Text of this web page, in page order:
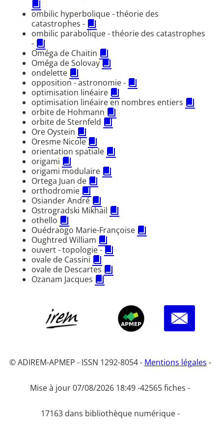
ombilic hyperbolique - théorie des
catastrophes -
ombilic parabolique - théorie des catastrophes
-
Oméga de Chaitin
Oméga de Solovay
ondelette
opposition - astronomie -
optimisation linéaire
optimisation linéaire en nombres entiers
orbite de Hohmann
orbite de Sternfeld
Ore Oystein
Oresme Nicole
orientation spatiale
origami
origami modulaire
Ortega Juan de
orthodromie
Osiander André
Ostrogradski Mikhail
othello
Ouédraogo Marie-Françoise
Oughtred William
ouvert - topologie -
ovale de Cassini
ovale de Descartes
Ozanam Jacques
© ADIREM-APMEP - ISSN 1292-8054 - Mentions légales -
Mise à jour 07/08/2026 18:49 -42565 fiches -
17163 dans bibliothèque numérique -